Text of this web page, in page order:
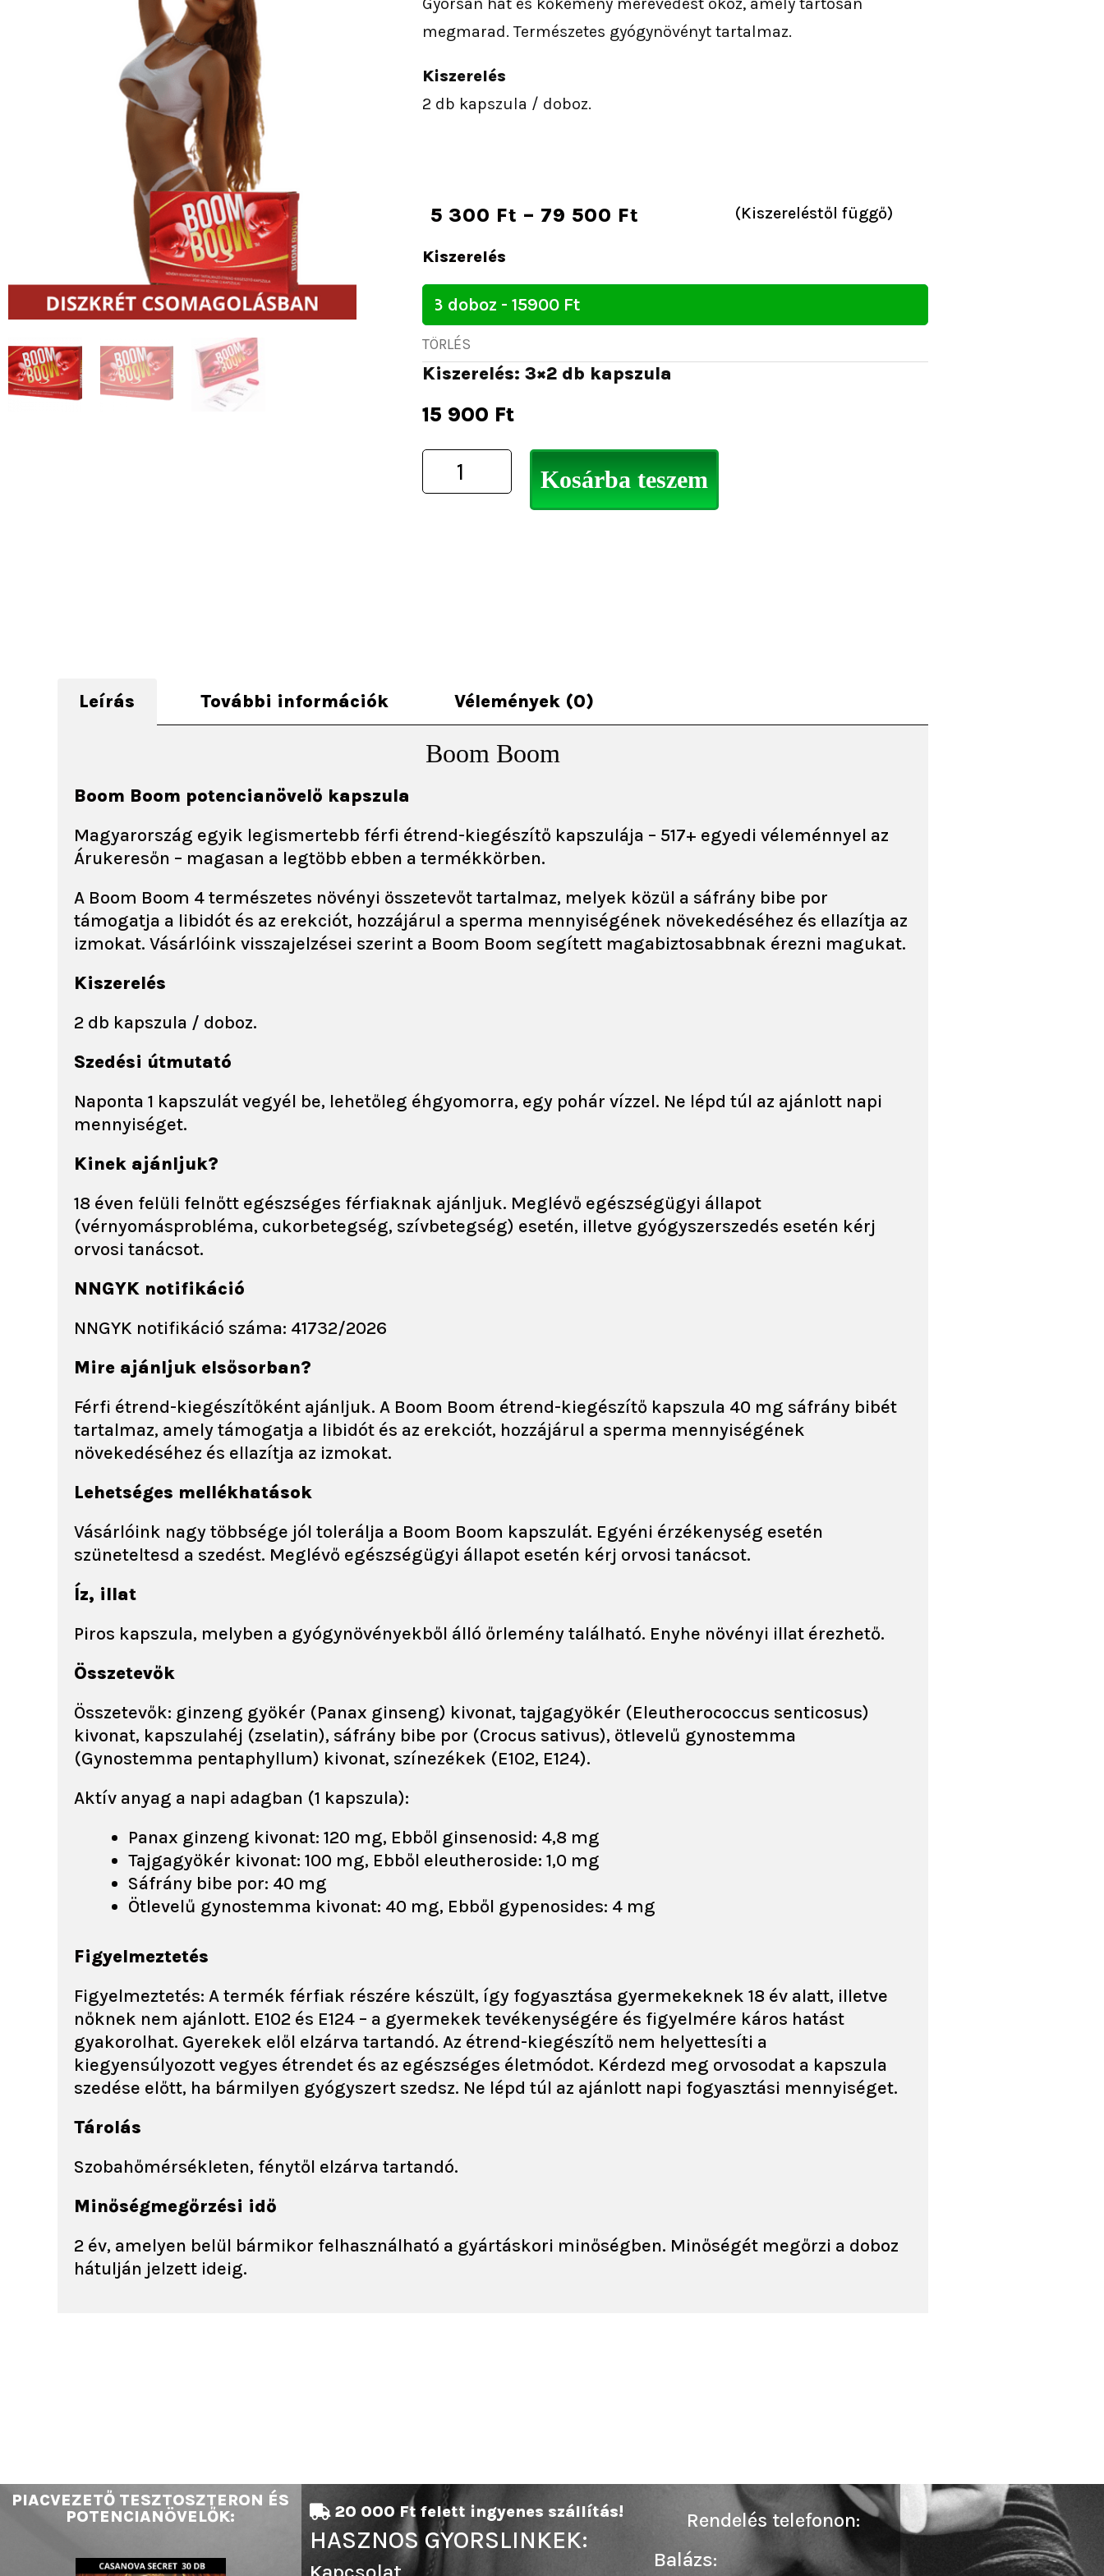
megmarad. Természetes gyógynövényt tartalmaz.
Kiszerelés
2 db kapszula / doboz.
5 300 Ft – 79 500 Ft Ártartomány:
-
500 Ft
(Kiszereléstől függő)
Kiszerelés
TÖRLÉS
Kiszerelés: 3×2 db kapszula
15 900 Ft
Boom
Potencianövelő
mennyiség
Kosárba teszem
Leírás További információk Vélemények (0)
Boom Boom
Boom Boom potencianövelő kapszula
Magyarország egyik legismertebb férfi étrend-kiegészítő kapszulája – 517+ egyedi véleménnyel az
Árukeresőn – magasan a legtöbb ebben a termékkörben.
A Boom Boom 4 természetes növényi összetevőt tartalmaz, melyek közül a sáfrány bibe por
támogatja a libidót és az erekciót, hozzájárul a sperma mennyiségének növekedéséhez és ellazítja az
izmokat. Vásárlóink visszajelzései szerint a Boom Boom segített magabiztosabbnak érezni magukat.
Kiszerelés
2 db kapszula / doboz.
Szedési útmutató
Naponta 1 kapszulát vegyél be, lehetőleg éhgyomorra, egy pohár vízzel. Ne lépd túl az ajánlott napi
mennyiséget.
Kinek ajánljuk?
18 éven felüli felnőtt egészséges férfiaknak ajánljuk. Meglévő egészségügyi állapot
(vérnyomásprobléma, cukorbetegség, szívbetegség) esetén, illetve gyógyszerszedés esetén kérj
orvosi tanácsot.
NNGYK notifikáció
NNGYK notifikáció száma: 41732/2026
Mire ajánljuk elsősorban?
Férfi étrend-kiegészítőként ajánljuk. A Boom Boom étrend-kiegészítő kapszula 40 mg sáfrány bibét
tartalmaz, amely támogatja a libidót és az erekciót, hozzájárul a sperma mennyiségének
növekedéséhez és ellazítja az izmokat.
Lehetséges mellékhatások
Vásárlóink nagy többsége jól tolerálja a Boom Boom kapszulát. Egyéni érzékenység esetén
szüneteltesd a szedést. Meglévő egészségügyi állapot esetén kérj orvosi tanácsot.
Íz, illat
Piros kapszula, melyben a gyógynövényekből álló őrlemény található. Enyhe növényi illat érezhető.
Összetevők
Összetevők: ginzeng gyökér (Panax ginseng) kivonat, tajgagyökér (Eleutherococcus senticosus)
kivonat, kapszulahéj (zselatin), sáfrány bibe por (Crocus sativus), ötlevelű gynostemma
(Gynostemma pentaphyllum) kivonat, színezékek (E102, E124).
Aktív anyag a napi adagban (1 kapszula):
Panax ginzeng kivonat: 120 mg, Ebből ginsenosid: 4,8 mg
Tajgagyökér kivonat: 100 mg, Ebből eleutheroside: 1,0 mg
Sáfrány bibe por: 40 mg
Ötlevelű gynostemma kivonat: 40 mg, Ebből gypenosides: 4 mg
Figyelmeztetés
Figyelmeztetés: A termék férfiak részére készült, így fogyasztása gyermekeknek 18 év alatt, illetve
nőknek nem ajánlott. E102 és E124 – a gyermekek tevékenységére és figyelmére káros hatást
gyakorolhat. Gyerekek elől elzárva tartandó. Az étrend-kiegészítő nem helyettesíti a
kiegyensúlyozott vegyes étrendet és az egészséges életmódot. Kérdezd meg orvosodat a kapszula
szedése előtt, ha bármilyen gyógyszert szedsz. Ne lépd túl az ajánlott napi fogyasztási mennyiséget.
Tárolás
Szobahőmérsékleten, fénytől elzárva tartandó.
Minőségmegőrzési idő
2 év, amelyen belül bármikor felhasználható a gyártáskori minőségben. Minőségét megőrzi a doboz
hátulján jelzett ideig.
PIACVEZETŐ TESZTOSZTERON ÉS
POTENCIANÖVELŐK:
20 000 Ft felett ingyenes szállítás!
HASZNOS GYORSLINKEK:
Rendelés telefonon:
Balázs: